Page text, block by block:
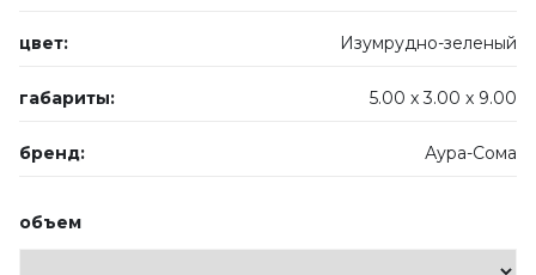
цвет: Изумрудно-зеленый
габариты: 5.00 x3.00 x 9.00
бренд: Аура-Сома
объем